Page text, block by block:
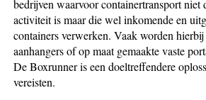
bedrijven waarvoor containertransport niet
activiteit is maar die wel inkomende en
containers verwerken. Vaak worden
aanhangers of op maat gemaakte vaste
De Boxrunner is een doeltreffendere
vereisten.